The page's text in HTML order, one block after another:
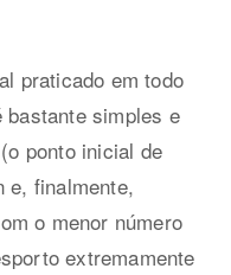
praticado em todo
bastante simples e
ponto inicial de
e, finalmente,
o menor número
extremamente